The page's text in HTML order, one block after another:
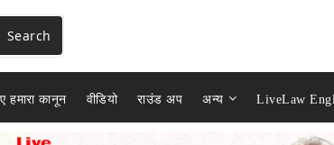
Search
हमारा कानून वीडियो राउंड अप अन्य LiveLaw